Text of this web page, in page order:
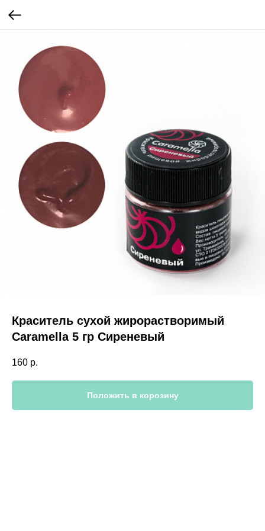
Краситель сухой жирорастворимый
Caramella 5 гр Сиреневый
160 р.
Положить в корозину